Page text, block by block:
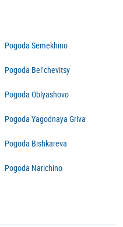
Pogoda Semekhino
Pogoda Bel’chevitsy
Pogoda Oblyashovo
Pogoda Yagodnaya Griva
Pogoda Bishkareva
Pogoda Narichino